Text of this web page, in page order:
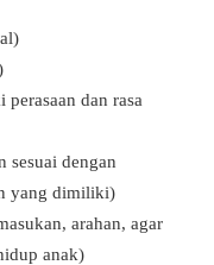
dan rasa
sesuai dengan
yang dimiliki)
arahan, agar
anak)